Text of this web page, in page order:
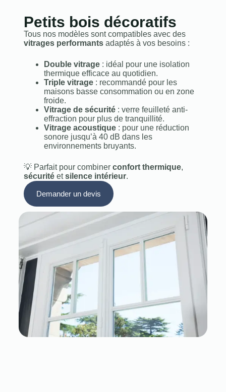
Petits bois décoratifs
Tous nos modèles sont compatibles avec des
vitrages performantsadaptés à vos besoins :
Double vitrage: idéal pour une isolation
thermique efficace au quotidien.
Triple vitrage: recommandé pour les
maisons basse consommation ou en zone
froide.
Vitrage de sécurité: verre feuilleté anti-
effraction pour plus de tranquillité.
Vitrage acoustique: pour une réduction
sonore jusqu’à 40 dB dans les
environnements bruyants.
💡 Parfait pour combiner confort thermique,
sécuritéetsilence intérieur.
Demander un devis